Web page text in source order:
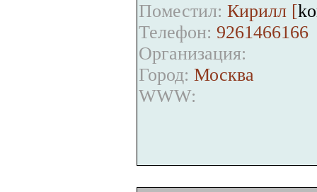
Поместил: Кирилл [
Телефон: 9261466166
Организация:
Город: Москва
WWW: